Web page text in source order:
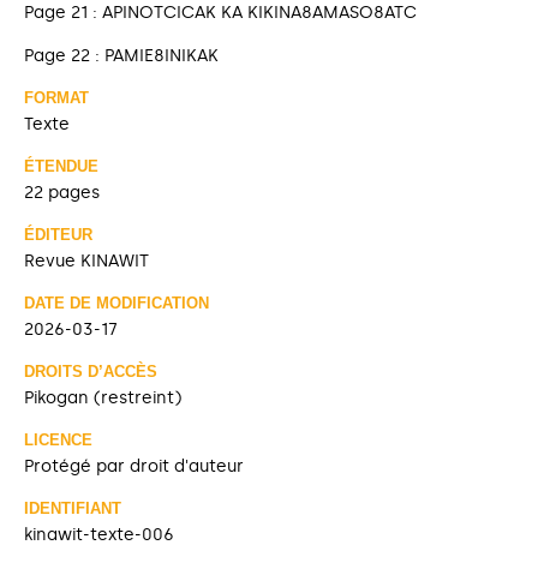
Page 21 : APINOTCICAK KA KIKINA8AMASO8ATC
Page 22 : PAMIE8INIKAK
FORMAT
Texte
ÉTENDUE
22 pages
ÉDITEUR
Revue KINAWIT
DATE DE MODIFICATION
2026-03-17
DROITS D’ACCÈS
Pikogan (restreint)
LICENCE
Protégé par droit d'auteur
IDENTIFIANT
kinawit-texte-006